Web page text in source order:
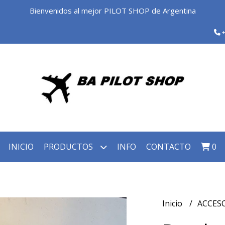
Bienvenidos al mejor PILOT SHOP de Argentina
INICIO PRODUCTOS INFO CONTACTO 0
Inicio